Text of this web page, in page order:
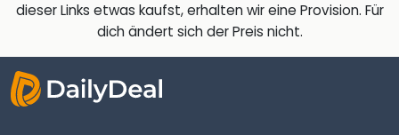
dieser Links etwas kaufst, erhalten wir eine Provision. Für
dich ändert sich der Preis nicht.